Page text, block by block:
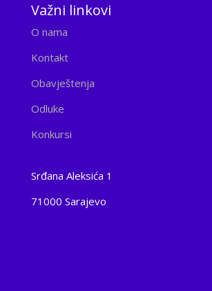
Važni linkovi
O nama
Kontakt
Obavještenja
Odluke
Konkursi
Srđana Aleksića 1
71000 Sarajevo